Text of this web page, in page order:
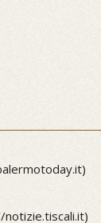
notizie.tiscali.it)